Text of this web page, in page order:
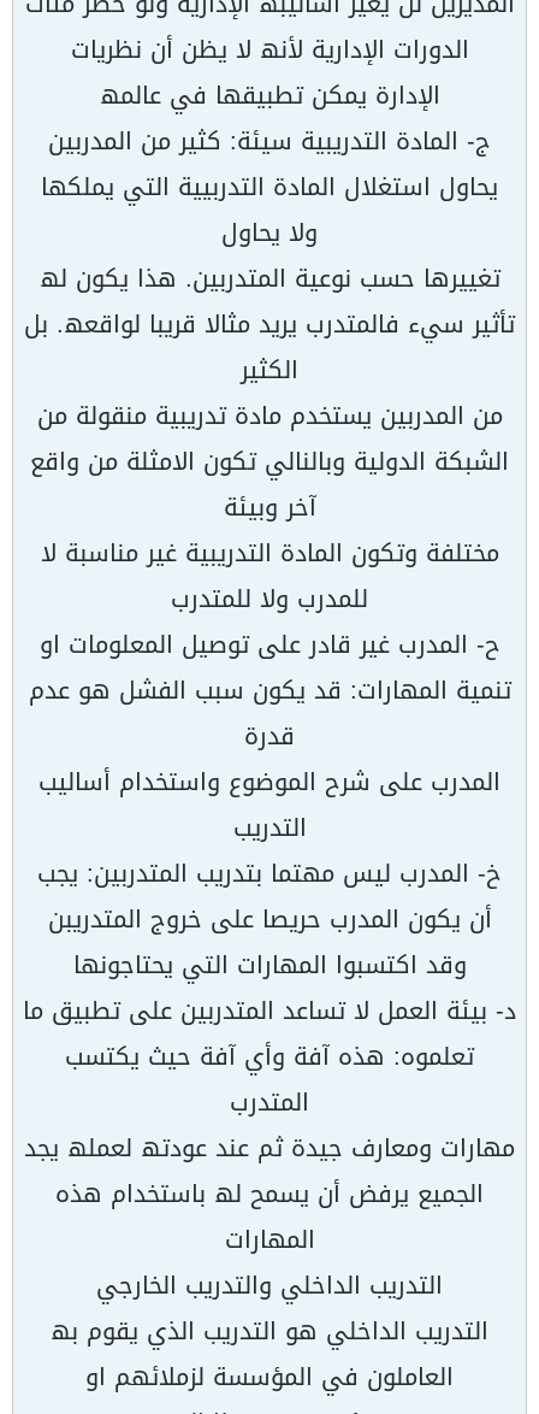
الدورات الإداریة لأنھ لا یظن أن نظریات
الإدارة یمكن تطبیقھا في عالمھ
ج- المادة التدریبیة سیئة: كثیر من المدربین
یحاول استغلال المادة التدربییة التي یملكھا
ولا یحاول
تغییرھا حسب نوعیة المتدربین. ھذا یكون لھ
تأثیر سيء فالمتدرب یرید مثالا قریبا لواقعھ. بل
الكثیر
من المدربین یستخدم مادة تدریبیة منقولة من
الشبكة الدولیة وبالنالي تكون الامثلة من واقع
آخر وبیئة
مختلفة وتكون المادة التدریبیة غیر مناسبة لا
للمدرب ولا للمتدرب
ح- المدرب غیر قادر على توصیل المعلومات او
تنمیة المھارات: قد یكون سبب الفشل ھو عدم
قدرة
المدرب على شرح الموضوع واستخدام أسالیب
التدریب
خ- المدرب لیس مھتما بتدریب المتدربین: یجب
أن یكون المدرب حریصا على خروج المتدریبن
وقد اكتسبوا المھارات التي یحتاجونھا
د- بیئة العمل لا تساعد المتدربین على تطبیق ما
تعلموه: ھذه آفة وأي آفة حیث یكتسب
المتدرب
مھارات ومعارف جیدة ثم عند عودتھ لعملھ یجد
الجمیع یرفض أن یسمح لھ باستخدام ھذه
المھارات
التدریب الداخلي والتدریب الخارجي
التدریب الداخلي ھو التدریب الذي یقوم بھ
العاملون في المؤسسة لزملائھم او